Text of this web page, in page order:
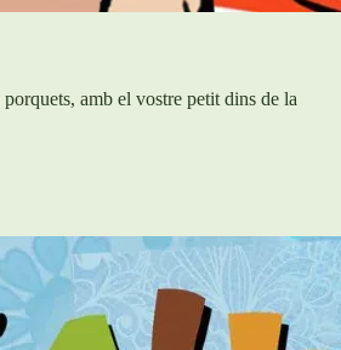
amb el vostre petit dins de la